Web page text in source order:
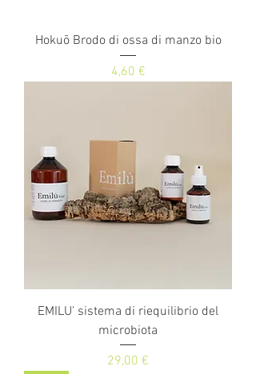
Hokuō Brodo di ossa di manzo bio
Prezzo
4,60 €
EMILU' sistema di riequilibrio del
microbiota
Prezzo
29,00 €